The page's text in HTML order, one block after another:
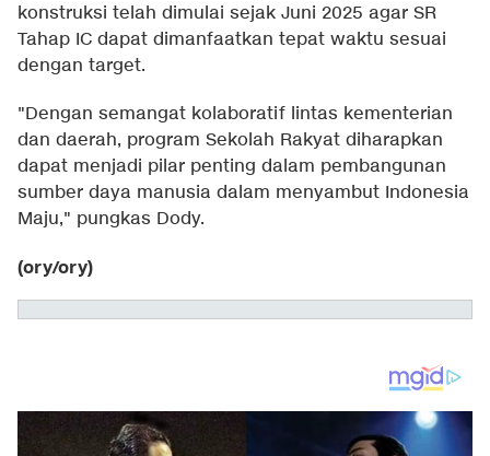
konstruksi telah dimulai sejak Juni 2025 agar SR
Tahap IC dapat dimanfaatkan tepat waktu sesuai
dengan target.
"Dengan semangat kolaboratif lintas kementerian
dan daerah, program Sekolah Rakyat diharapkan
dapat menjadi pilar penting dalam pembangunan
sumber daya manusia dalam menyambut Indonesia
Maju," pungkas Dody.
(ory/ory)